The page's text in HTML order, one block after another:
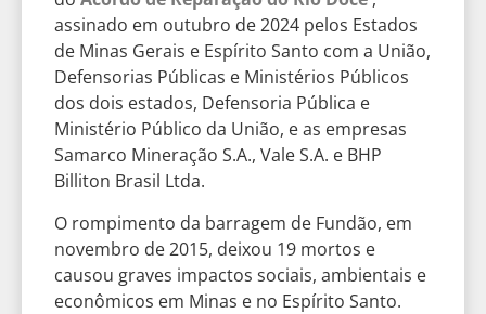
assinado em outubro de 2024 pelos Estados
de Minas Gerais e Espírito Santo com a União,
Defensorias Públicas e Ministérios Públicos
dos dois estados, Defensoria Pública e
Ministério Público da União, e as empresas
Samarco Mineração S.A., Vale S.A. e BHP
Billiton Brasil Ltda.
O rompimento da barragem de Fundão, em
novembro de 2015, deixou 19 mortos e
causou graves impactos sociais, ambientais e
econômicos em Minas e no Espírito Santo.